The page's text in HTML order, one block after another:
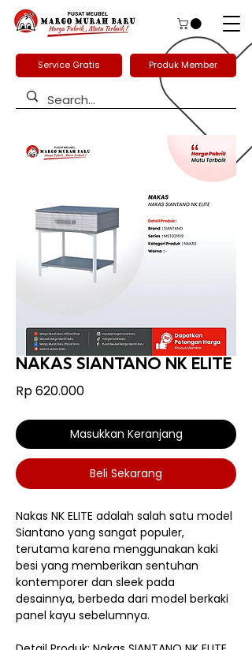
Service Gratis Produk Member
NAKAS SIANTANO NK ELITE
Rp 620.000Harga
Masukkan Keranjang
Beli Sekarang
Nakas NK ELITE adalah salah satu model
Siantano yang sangat populer,
terutama karena menggunakan kaki
besi yang memberikan sentuhan
kontemporer dan sleek pada
desainnya, berbeda dari model berkaki
panel kayu sebelumnya.